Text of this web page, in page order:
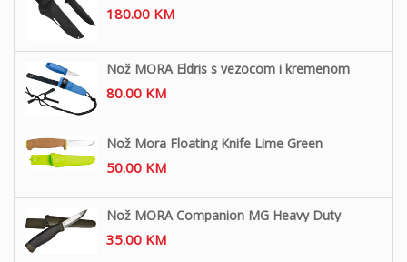
180.00 KM
Nož MORA Eldris s vezocom i kremenom
80.00 KM
Nož Mora Floating Knife Lime Green
50.00 KM
Nož MORA Companion MG Heavy Duty
35.00 KM